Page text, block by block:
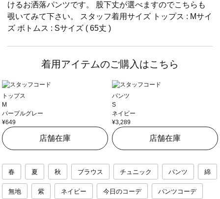
けるお洒落パンツです。 股下丈が選べますのでこちらも
覗いてみて下さい。 スタッフ着用サイズ トップス : Mサイ
ズ ボトムス : Sサイズ ( 65丈 )
着用アイテムのご購入はこちら
トップス
M
パープルグレー
¥649
店舗在庫
パンツ
S
ネイビー
¥3,289
店舗在庫
春 夏 秋 ブラウス チュニック パンツ 綿
無地 紫 ネイビー 今日のコーデ パンツコーデ